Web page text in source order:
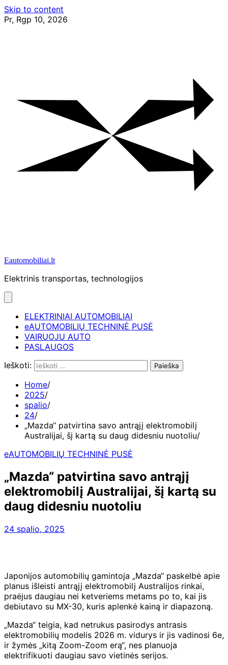
Skip to content
Pr, Rgp 10, 2026
Eautomobiliai.lt
Elektrinis transportas, technologijos
ELEKTRINIAI AUTOMOBILIAI
eAUTOMOBILIŲ TECHNINĖ PUSĖ
VAIRUOJU AUTO
PASLAUGOS
Ieškoti:
Home
2025
spalio
24
„Mazda“ patvirtina savo antrąjį elektromobilį
Australijai, šį kartą su daug didesniu nuotoliu
eAUTOMOBILIŲ TECHNINĖ PUSĖ
„Mazda“ patvirtina savo antrąjį
elektromobilį Australijai, šį kartą su
daug didesniu nuotoliu
24 spalio, 2025
Japonijos automobilių gamintoja „Mazda“ paskelbė apie
planus išleisti antrąjį elektromobilį Australijos rinkai,
praėjus daugiau nei ketveriems metams po to, kai jis
debiutavo su MX-30, kuris aplenkė kainą ir diapazoną.
„Mazda“ teigia, kad netrukus pasirodys antrasis
elektromobilių modelis 2026 m. vidurys ir jis vadinosi 6e,
ir žymės „kitą Zoom-Zoom erą“, nes planuoja
elektrifikuoti daugiau savo vietinės serijos.